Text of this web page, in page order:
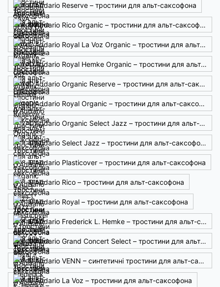
D'Addario Reserve – тростини для альт-саксофона
D'Addario Rico Organic – тростини для альт-саксофона
D'Addario Royal La Voz Organic – тростини для альт-саксофона
D'Addario Royal Hemke Organic – тростини для альт-саксофона
D'Addario Organic Reserve – тростини для альт-саксофона
D'Addario Royal Organic – тростини для альт-саксофона
D'Addario Organic Select Jazz – тростини для альт-саксофона
D'Addario Select Jazz – тростини для альт-саксофона
D'Addario Plasticover – тростини для альт-саксофона
D'Addario Rico – тростини для альт-саксофона
D'Addario Royal – тростини для альт-саксофона
D'Addario Frederick L. Hemke – тростини для альт-саксофона
D'Addario Grand Concert Select – тростини для альт-саксофона
D'Addario VENN – синтетичні тростини для альт-саксофона
D'Addario La Voz – тростини для альт-саксофона